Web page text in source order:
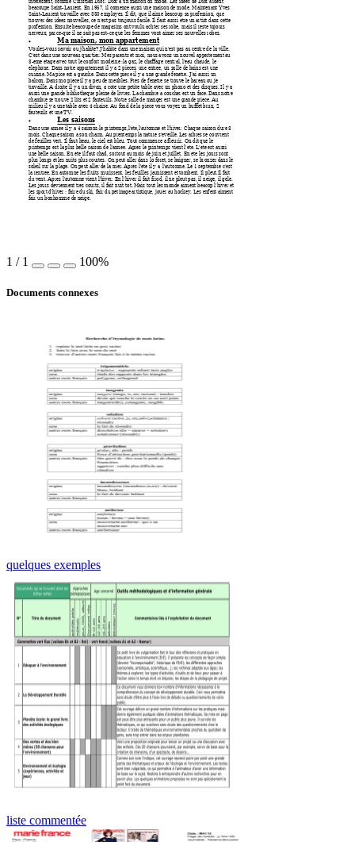
beacoupe Saint-Laurent. En 1957, il comence aussi une maison de mode. Maintenant Yves
Saint-Laurent travaille avec 350 employes. Il dit, que il aime beacoup sa profession, que
trouver des idees nouvelles, ce n'est pas toujours facile. Il faut aussi etre un artist dans cette
profession. Ensuite beacoupe de magasins ont voulu achter ses robe, mais il reste tojours
nerveux, parce-que il ne sait pas est-ce que les femmes vont aimer ses nouvelles robes.
 Ma maison, mon appartement
Voulez-vous savoir ou j'habite? J'habite dans une maison qui n'est pas au centre de la ville.
C'est dans une nouveau quartier. Mes parents et moi, nous avons un nouvel appertement au
3-eme etage avec tout le confort moderne :la gaz, le chaffage central, l'eau chaude, le
elephone. Dans notre appartement il y a 2 pieces, une entree, un salle de bains est une
cuisine. Ma pice est a gauche. Dans cette piece il y a une grande fenetre. J'ai aussi un
balcon. Dans mo piece il y a peu de meubles. Pres de fenetre se trouve le bareau ou je
travaille. A droite il y a un divan, a cote une petite table avec un phono et des disques. Il y a
aussi une grande bibliotheque pleine de livres. La chambre a coucher est un face. Dans notre
chambre se trouve 2 lits et 2 fauteuils. Notre salle de manger est une grande piece. Au
milieu il y a une table avec 4 chaise. Au fond de la piece vous voyez un buffet brun, 2
fauteuils et une TV.
 Les saisons
Dans une annee il y a 4 saisons:le printemps,l'ete,l'automne et l'hiver. Chaque saison dure 3
mois. Chaque saison a son charm. Au prentemps la nature s'eveille. Les arbres se couvrent
de feuilles vert. Il faut beau, le ciel est bleu. Tout commence a fleurir. On dit que le
printemps est la plus belle saison de l'annee . Apres le printemps vient l'ete. L'ete est aussi
une belle saison. En ete il faut chad, sortout au mois de juin et juillet. En ete les jours sont
plus longs et les nuits plus courtes. On peut aller dans lo foret, se baigner, se bronzer dans le
soleil sur la plage. On peut aller de la mer. Apres l'ete il y a  l'automne. Le 1 septembre c'est
la rentree. En automne les fruits murissent, les feuilles jaunissent et tombent. Il pleut.Il fait
du vent. Apres l'automne vient l'hiver. En l'hiver il fait friod, il ne pleut pas, il neige, il gele.
Les jours deviennent tres courts, il fait nuit tot. Mais tout les monde aiment beacop l'hiver et
les sport d'hiver : faire du ski, fair du petinage artistique, jouer au hockey. Les enfent aiment
fair un bonhomme de neige.
1 / 1 100%
Documents connexes
quelques exemples
liste commentée